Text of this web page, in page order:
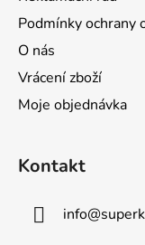
Podmínky ochrany
O nás
Vrácení zboží
Moje objednávka
Kontakt
info@